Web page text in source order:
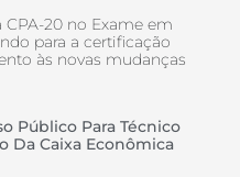
CPA-20 no Exame em
para a certificação
às novas mudanças
Público Para Técnico
Da Caixa Econômica